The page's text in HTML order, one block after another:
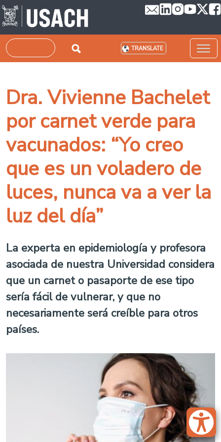
Skip to main content
Search TRANSLATE
Dra. Vivienne Bachelet
por carnet verde para
vacunados: “Yo creo
que es un voladero de
luces, nunca va a ver la
luz del día”
La experta en epidemiología y profesora
asociada de nuestra Universidad considera
que un carnet o pasaporte de ese tipo
sería fácil de vulnerar, y que no
necesariamente será creíble para otros
países.